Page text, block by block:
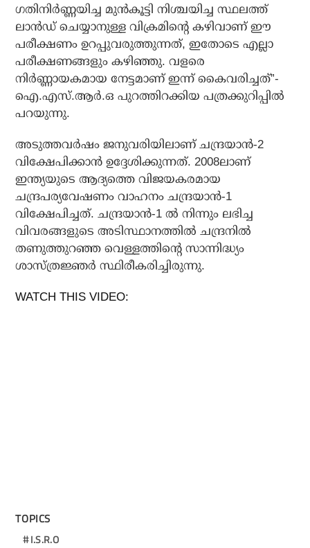
ഗതിനിര്‍ണ്ണയിച്ച മുന്‍കൂട്ടി നിശ്ചയിച്ച സ്ഥലത്ത്
ലാന്‍ഡ് ചെയ്യാനുള്ള വിക്രമിന്റെ കഴിവാണ് ഈ
പരീക്ഷണം ഉറപ്പുവരുത്തുന്നത്, ഇതോടെ എല്ലാ
പരീക്ഷണങ്ങളും കഴിഞ്ഞു. വളരെ
നിര്‍ണ്ണായകമായ നേട്ടമാണ് ഇന്ന് കൈവരിച്ചത്”-
ഐ.എസ്.ആര്‍.ഒ പുറത്തിറക്കിയ പത്രക്കുറിപ്പില്‍
പറയുന്നു.
അടുത്തവര്‍ഷം ജനുവരിയിലാണ് ചന്ദ്രയാന്‍-2
വിക്ഷേപിക്കാന്‍ ഉദ്ദേശിക്കുന്നത്. 2008ലാണ്
ഇന്ത്യയുടെ ആദ്യത്തെ വിജയകരമായ
ചന്ദ്രപര്യവേഷണം വാഹനം ചന്ദ്രയാന്‍-1
വിക്ഷേപിച്ചത്. ചന്ദ്രയാന്‍-1 ല്‍ നിന്നും ലഭിച്ച
വിവരങ്ങളുടെ അടിസ്ഥാനത്തില്‍ ചന്ദ്രനില്‍
തണുത്തുറഞ്ഞ വെള്ളത്തിന്റെ സാന്നിദ്ധ്യം
ശാസ്ത്രജ്ഞര്‍ സ്ഥിരീകരിച്ചിരുന്നു.
WATCH THIS VIDEO:
TOPICS
I.S.R.O